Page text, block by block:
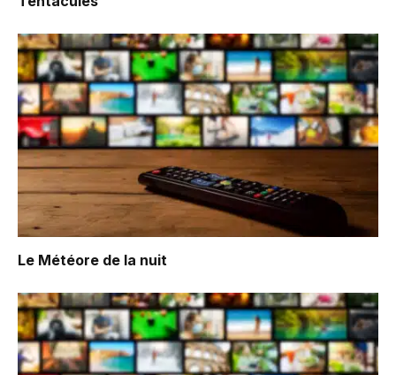
Le Météore de la nuit